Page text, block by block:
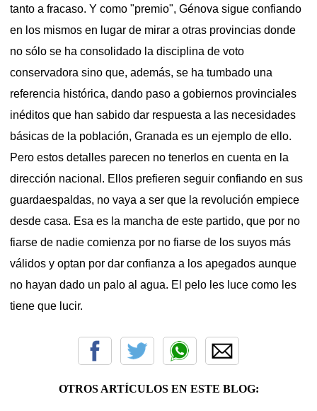
tanto a fracaso. Y como "premio", Génova sigue confiando
en los mismos en lugar de mirar a otras provincias donde
no sólo se ha consolidado la disciplina de voto
conservadora sino que, además, se ha tumbado una
referencia histórica, dando paso a gobiernos provinciales
inéditos que han sabido dar respuesta a las necesidades
básicas de la población, Granada es un ejemplo de ello.
Pero estos detalles parecen no tenerlos en cuenta en la
dirección nacional. Ellos prefieren seguir confiando en sus
guardaespaldas, no vaya a ser que la revolución empiece
desde casa. Esa es la mancha de este partido, que por no
fiarse de nadie comienza por no fiarse de los suyos más
válidos y optan por dar confianza a los apegados aunque
no hayan dado un palo al agua. El pelo les luce como les
tiene que lucir.
OTROS ARTÍCULOS EN ESTE BLOG: